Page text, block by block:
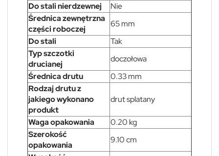
Do stali nierdzewnej
Nie
Średnica zewnętrzna
części roboczej
65 mm
Do stali
Tak
Typ szczotki
drucianej
doczołowa
Średnica drutu
0.33 mm
Rodzaj drutu z
jakiego wykonano
produkt
drut splatany
Waga opakowania
0.20 kg
Szerokość
opakowania
9.10 cm